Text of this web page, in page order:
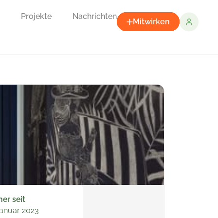
Projekte Nachrichten
Mitwirken
seit
2023